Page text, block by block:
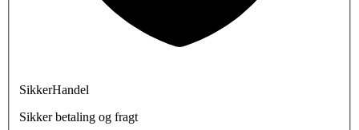
SikkerHandel
Sikker betaling og fragt